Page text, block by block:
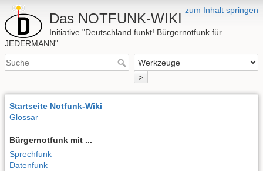
zum Inhalt springen
Das NOTFUNK-WIKI
Initiative "Deutschland funkt! Bürgernotfunk für
JEDERMANN"
>
Startseite Notfunk-Wiki
Glossar
Bürgernotfunk mit ...
Sprechfunk
Datenfunk